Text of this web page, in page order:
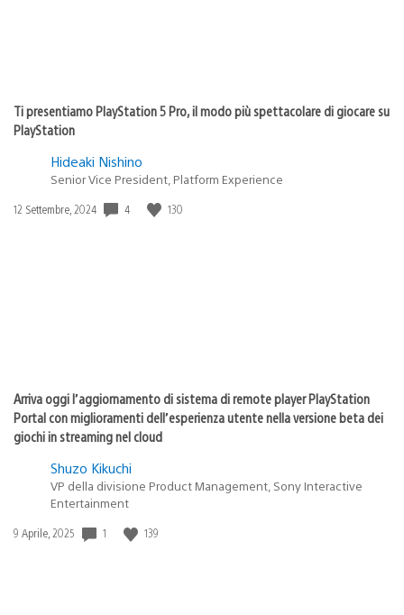
Ti presentiamo PlayStation 5 Pro, il modo più spettacolare di giocare su
PlayStation
Hideaki Nishino
Senior Vice President, Platform Experience
Data
12 Settembre, 2024 4 130
Arriva oggi l’aggiornamento di sistema di remote player PlayStation
Portal con miglioramenti dell’esperienza utente nella versione beta dei
giochi in streaming nel cloud
Shuzo Kikuchi
VP della divisione Product Management, Sony Interactive
Entertainment
Data
9 Aprile, 2025 1 139